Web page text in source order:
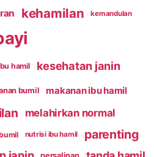
kehamilan kemandulan
hamil kesehatan janin
bumil makanan ibu hamil
melahirkan normal
nutrisi ibu hamil parenting